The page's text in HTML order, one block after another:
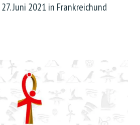
Juni 2021 in Frankreichund